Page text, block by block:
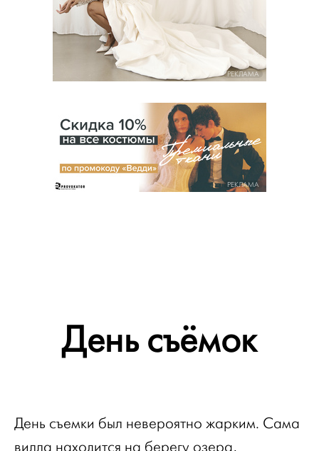
РЕКЛАМА
РЕКЛАМА
День съёмок
День съемки был невероятно жарким. Сама
вилла находится на берегу озера,